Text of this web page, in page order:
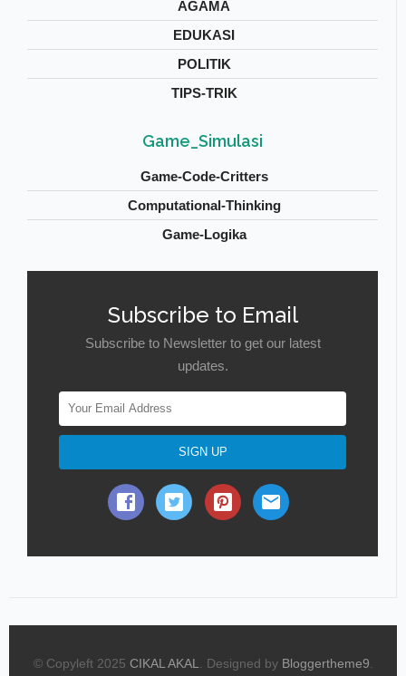
AGAMA
EDUKASI
POLITIK
TIPS-TRIK
Game_Simulasi
Game-Code-Critters
Computational-Thinking
Game-Logika
Subscribe to Email
Subscribe to Newsletter to get our latest
updates.
© Copyleft 2025 CIKAL AKAL . Designed by Bloggertheme9